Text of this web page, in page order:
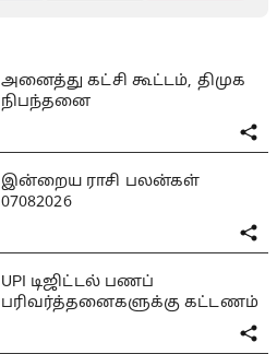
அனைத்து கட்சி கூட்டம், திமுக
நிபந்தனை
இன்றைய ராசி பலன்கள்
07082026
UPI டிஜிட்டல் பணப்
பரிவர்த்தனைகளுக்கு கட்டணம்